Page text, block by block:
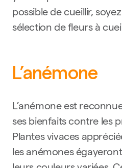
possible de cueillir,
sélection de fleurs à
L’anémone
L’anémone est
ses bienfaits contre les
Plantes vivaces
les anémones